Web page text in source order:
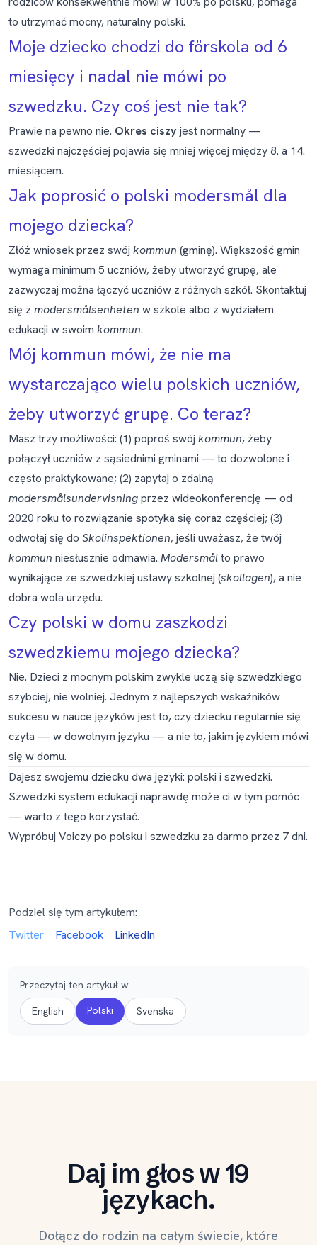
to utrzymać mocny, naturalny polski.
Moje dziecko chodzi do förskola od 6
miesięcy i nadal nie mówi po
szwedzku. Czy coś jest nie tak?
Prawie na pewno nie. Okres ciszy jest normalny —
szwedzki najczęściej pojawia się mniej więcej między 8. a 14.
miesiącem.
Jak poprosić o polski modersmål dla
mojego dziecka?
Złóż wniosek przez swój kommun (gminę). Większość gmin
wymaga minimum 5 uczniów, żeby utworzyć grupę, ale
zazwyczaj można łączyć uczniów z różnych szkół. Skontaktuj
się z modersmålsenheten w szkole albo z wydziałem
edukacji w swoim kommun.
Mój kommun mówi, że nie ma
wystarczająco wielu polskich uczniów,
żeby utworzyć grupę. Co teraz?
Masz trzy możliwości: (1) poproś swój kommun, żeby
połączył uczniów z sąsiednimi gminami — to dozwolone i
często praktykowane; (2) zapytaj o zdalną
modersmålsundervisningprzez wideokonferencję — od
2020 roku to rozwiązanie spotyka się coraz częściej; (3)
odwołaj się do Skolinspektionen, jeśli uważasz, że twój
kommun niesłusznie odmawia. Modersmålto prawo
wynikające ze szwedzkiej ustawy szkolnej (skollagen), a nie
dobra wola urzędu.
Czy polski w domu zaszkodzi
szwedzkiemu mojego dziecka?
Nie. Dzieci z mocnym polskim zwykle uczą się szwedzkiego
szybciej, nie wolniej. Jednym z najlepszych wskaźników
sukcesu w nauce języków jest to, czy dziecku regularnie się
czyta — w dowolnym języku — a nie to, jakim językiem mówi
się w domu.
Dajesz swojemu dziecku dwa języki: polski i szwedzki.
Szwedzki system edukacji naprawdę może ci w tym pomóc
— warto z tego korzystać.
Wypróbuj Voiczy po polsku i szwedzku za darmo przez 7 dni.
Podziel się tym artykułem:
Twitter
Facebook LinkedIn
Przeczytaj ten artykuł w:
English Polski Svenska
Daj im głos w 19
językach.
Dołącz do rodzin na całym świecie, które